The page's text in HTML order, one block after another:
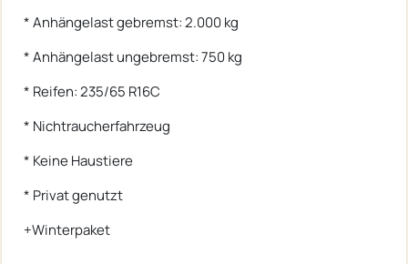
* Anhängelast gebremst: 2.000 kg
* Anhängelast ungebremst: 750 kg
* Reifen: 235/65 R16C
* Nichtraucherfahrzeug
* Keine Haustiere
* Privat genutzt
+Winterpaket